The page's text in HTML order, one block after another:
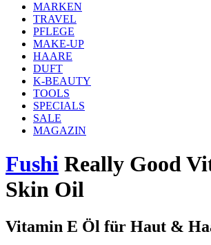
MARKEN
TRAVEL
PFLEGE
MAKE-UP
HAARE
DUFT
K-BEAUTY
TOOLS
SPECIALS
SALE
MAGAZIN
Fushi Really Good
Skin Oil
Vitamin E Öl für Haut &